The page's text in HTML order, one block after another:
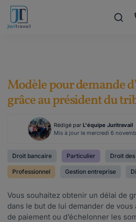
Modèle pour demande
grâce au président du
Rédigé par L'équipe Juritravail
Mis à jour le mercredi 6
Droit bancaire Particulier Droit
Professionnel Gestion entreprise
Vous souhaitez obtenir un délai de
dans le but de lui demander de
de paiement ou d’échelonner les